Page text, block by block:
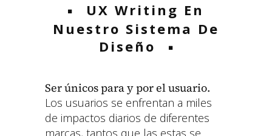
UX Writing En
Nuestro Sistema De
Diseño
Ser úni­cos para y por el usuario.
Los usuar­ios se enfrentan a miles
de impactos diar­ios de difer­entes